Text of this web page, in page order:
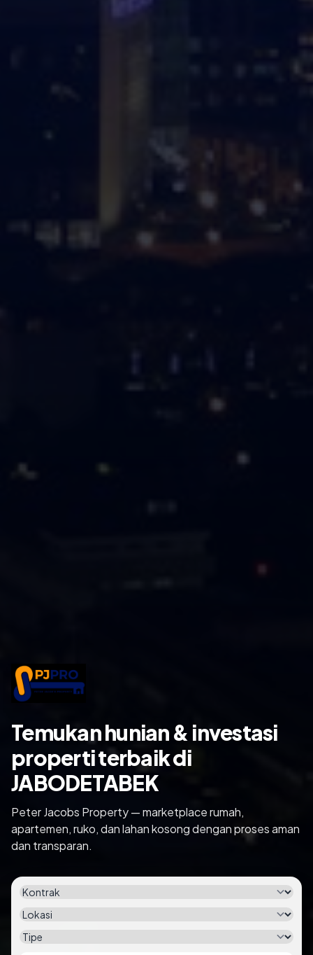
Temukan hunian & investasi
properti terbaik di
JABODETABEK
Peter Jacobs Property — marketplace rumah,
apartemen, ruko, dan lahan kosong dengan proses aman
dan transparan.